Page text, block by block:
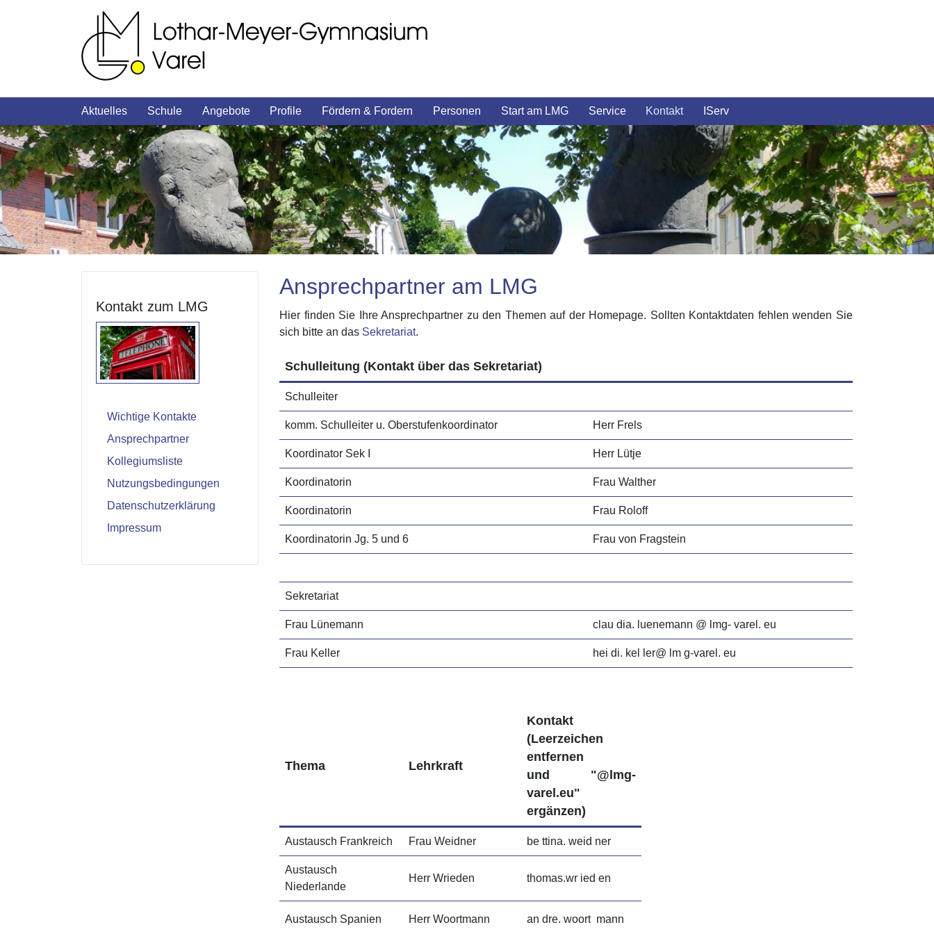
Aktuelles Schule Angebote Profile Fördern & Fordern Personen Start am LMG Service Kontakt IServ
Kontakt zum LMG
Wichtige Kontakte
Ansprechpartner
Kollegiumsliste
Nutzungsbedingungen
Datenschutzerklärung
Impressum
Ansprechpartner am LMG
Hier finden Sie Ihre Ansprechpartner zu den Themen auf der Homepage. Sollten Kontaktdaten fehlen wenden Sie
sich bitte an das Sekretariat.
Schulleitung (Kontakt über das Sekretariat)
Schulleiter
komm. Schulleiter u. Oberstufenkoordinator Herr Frels
Koordinator Sek I Herr Lütje
Koordinatorin Frau Walther
Koordinatorin Frau Roloff
Koordinatorin Jg. 5 und 6 Frau von Fragstein
Sekretariat
Frau Lünemann clau dia. luenemann @ lmg- varel. eu
Frau Keller hei di. kel ler@ lm g-varel. eu
Thema Lehrkraft
Kontakt
(Leerzeichen
entfernen
und "@lmg-
varel.eu"
ergänzen)
Austausch Frankreich Frau Weidner be ttina. weid ner
Austausch
Niederlande
Herr Wrieden thomas.wr ied en
Austausch Spanien Herr Woortmann an dre. woort mann